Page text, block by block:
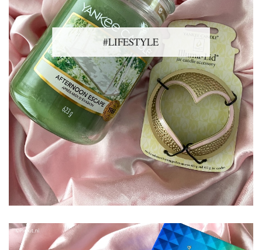
#LIFESTYLE